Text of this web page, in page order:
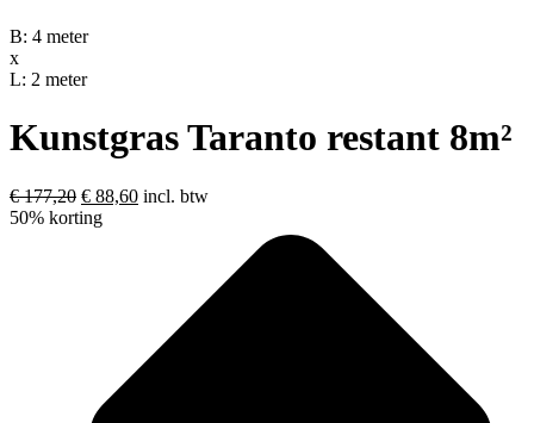
B: 4 meter
x
L: 2 meter
Kunstgras Taranto restant 8m²
€177,20 Oorspronkelijke
prijs
€ 88,60Huidige
incl. btw
50% korting